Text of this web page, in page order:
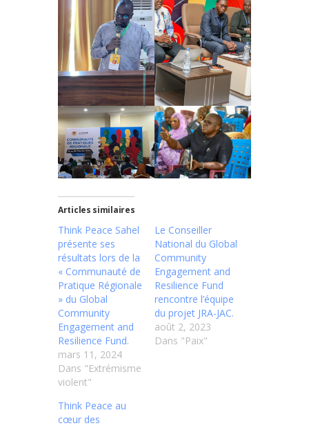
Articles similaires
Think Peace Sahel
présente ses
résultats lors de la
« Communauté de
Pratique Régionale
» du Global
Community
Engagement and
Resilience Fund.
mars 11, 2024
Dans "Extrémisme
violent"
Le Conseiller
National du Global
Community
Engagement and
Resilience Fund
rencontre l’équipe
du projet JRA-JAC.
août 2, 2023
Dans "Paix"
Think Peace au
cœur des